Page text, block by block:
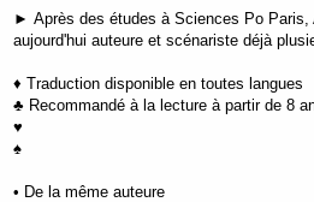
► Après des études à Sciences Po
aujourd'hui auteure et scénariste déjà
♦ Traduction disponible en toutes langues
♣ Recommandé à la lecture à partir de 8
♥
♠
• De la même auteure